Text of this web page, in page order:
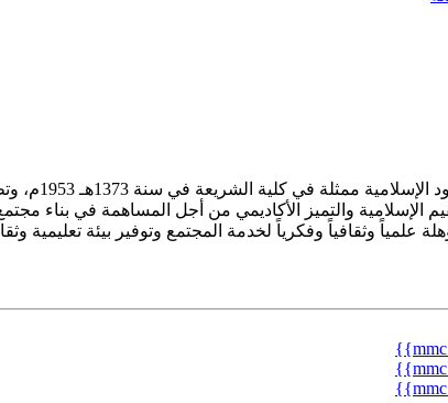
الإسلامية والتميز الأكاديمي من أجل المساهمة في بناء
علمياً وثقافياً وفكرياً لخدمة المجتمع وتوفير بيئة